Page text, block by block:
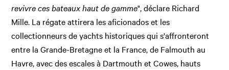
revivre ces bateaux haut de gamme", déclare Richard
Mille. La régate attirera les aficionados et les
collectionneurs de yachts historiques qui s'affronteront
entre la Grande-Bretagne et la France, de Falmouth au
Havre, avec des escales à Dartmouth et Cowes, hauts